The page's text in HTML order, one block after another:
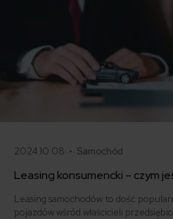
2024.10.08 • Samochód
Leasing konsumencki – czym
Leasing samochodów to dość
pojazdów wśród właścicieli